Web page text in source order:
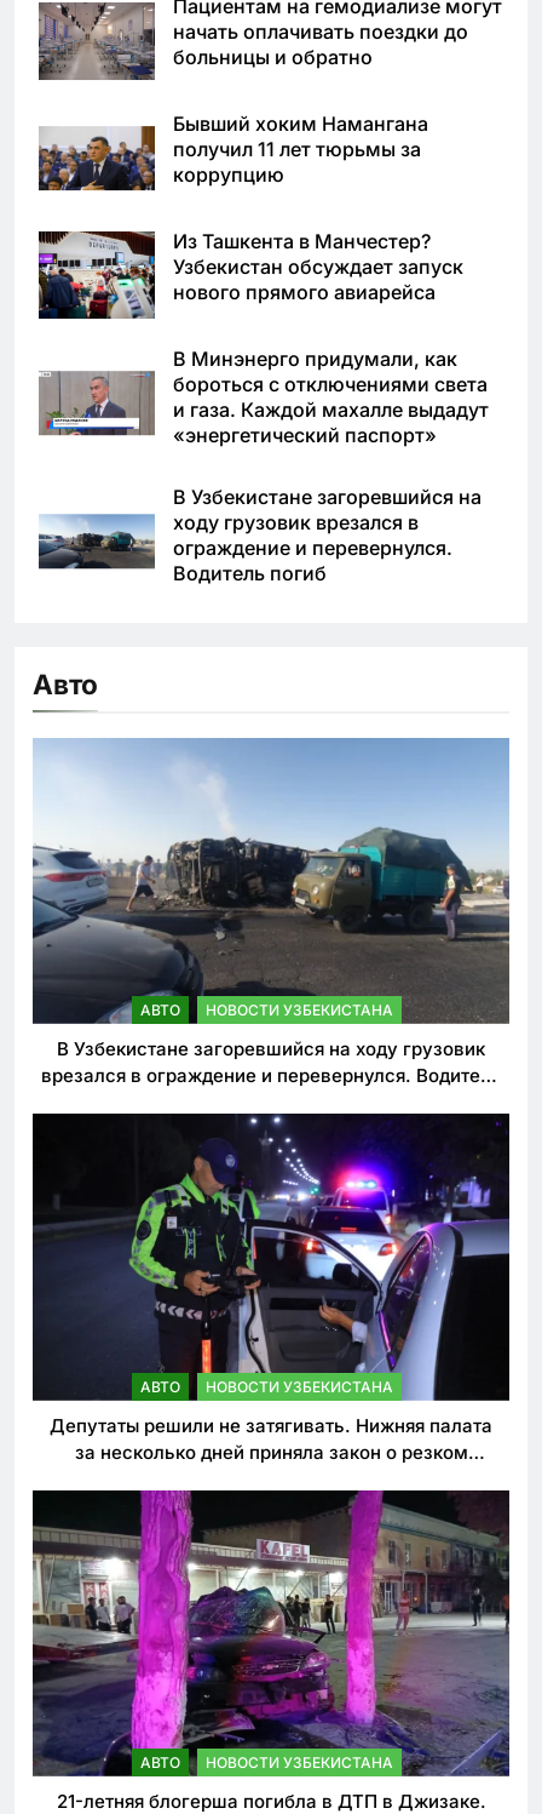
Пациентам на гемодиализе могут
начать оплачивать поездки до
больницы и обратно
Бывший хоким Намангана
получил 11 лет тюрьмы за
коррупцию
Из Ташкента в Манчестер?
Узбекистан обсуждает запуск
нового прямого авиарейса
В Минэнерго придумали, как
бороться с отключениями света
и газа. Каждой махалле выдадут
«энергетический паспорт»
В Узбекистане загоревшийся на
ходу грузовик врезался в
ограждение и перевернулся.
Водитель погиб
Авто
АВТО НОВОСТИ УЗБЕКИСТАНА
В Узбекистане загоревшийся на ходу грузовик
врезался в ограждение и перевернулся. Водитель
АВТО НОВОСТИ УЗБЕКИСТАНА
Депутаты решили не затягивать. Нижняя палата
за несколько дней приняла закон о резком
АВТО НОВОСТИ УЗБЕКИСТАНА
21-летняя блогерша погибла в ДТП в Джизаке.